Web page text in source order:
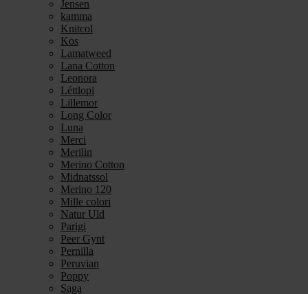
Jensen
kamma
Knitcol
Kos
Lamatweed
Lana Cotton
Leonora
Léttlopi
Lillemor
Long Color
Luna
Merci
Merilin
Merino Cotton
Midnatssol
Merino 120
Mille colori
Natur Uld
Parigi
Peer Gynt
Pernilla
Peruvian
Poppy
Saga